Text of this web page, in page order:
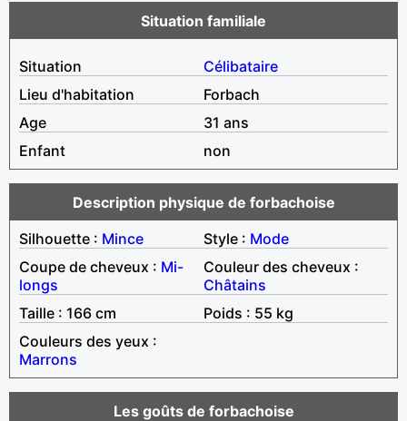
Situation familiale
Situation
Célibataire
Lieu d'habitation
Forbach
Age
31 ans
Enfant
non
Description physique de forbachoise
Silhouette : Mince Style : Mode
Coupe de cheveux : Mi-
longs
Couleur des cheveux :
Châtains
Taille : 166 cm
Poids : 55 kg
Couleurs des yeux :
Marrons
Les goûts de forbachoise